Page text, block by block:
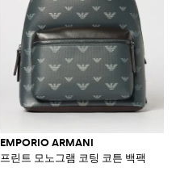
EMPORIO ARMANI
프린트 모노그램 코팅 코튼 백팩